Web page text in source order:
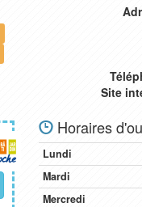
Site
Horaires
Lundi
Mardi
Mercredi